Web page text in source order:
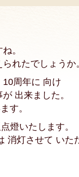
。
れたでしょうか
周年に 向け
出来ました。
す。
燈いたします。
消灯させて いた